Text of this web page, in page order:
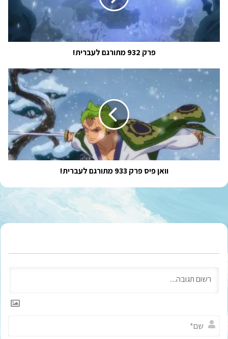
פרק 932 מתורגם לעברית!
פרק
933
מתורגם
לעברית!
וואן פיס פרק 933 מתורגם לעברית!
ם